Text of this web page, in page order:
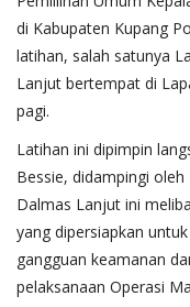
di Kabupaten Kupang
latihan, salah satunya
Lanjut bertempat di
pagi.
Latihan ini dipimpin
Bessie, didampingi
Dalmas Lanjut ini
yang dipersiapkan
gangguan keamanan
pelaksanaan Operasi